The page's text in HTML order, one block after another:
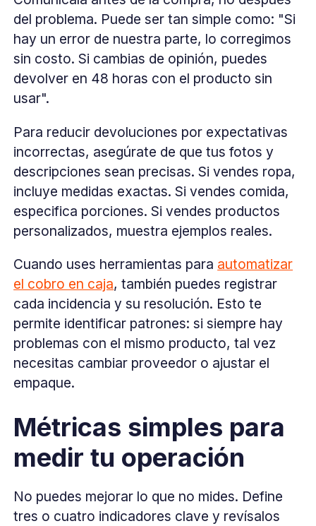
del problema. Puede ser tan simple como: "Si
hay un error de nuestra parte, lo corregimos
sin costo. Si cambias de opinión, puedes
devolver en 48 horas con el producto sin
usar".
Para reducir devoluciones por expectativas
incorrectas, asegúrate de que tus fotos y
descripciones sean precisas. Si vendes ropa,
incluye medidas exactas. Si vendes comida,
especifica porciones. Si vendes productos
personalizados, muestra ejemplos reales.
Cuando uses herramientas para automatizar
el cobro en caja, también puedes registrar
cada incidencia y su resolución. Esto te
permite identificar patrones: si siempre hay
problemas con el mismo producto, tal vez
necesitas cambiar proveedor o ajustar el
empaque.
Métricas simples para
medir tu operación
No puedes mejorar lo que no mides. Define
tres o cuatro indicadores clave y revísalos